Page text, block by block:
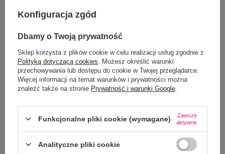
Rozmiar: One size
Centrum Logistyczne Nadarzyn
NEWSLETTER
Zapisz się do naszego newslettera i otrzymaj 15% zniżki na
pierwsze zamówienie
Konfiguracja zgód
Dbamy o Twoją prywatność
Sklep korzysta z plików cookie w celu realizacji usług zgodnie z
Polityką dotyczącą cookies . Możesz określić warunki
przechowywania lub dostępu do cookie w Twojej przeglądarce.
Więcej informacji na temat warunków i prywatności można
znaleźć także na stronie Prywatność i warunki Google
Funkcjonalne pliki cookie (wymagane)
Zawsze
aktywne
Analityczne pliki cookie